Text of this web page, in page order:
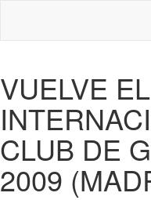
VUELVE
CLUB DE
2009